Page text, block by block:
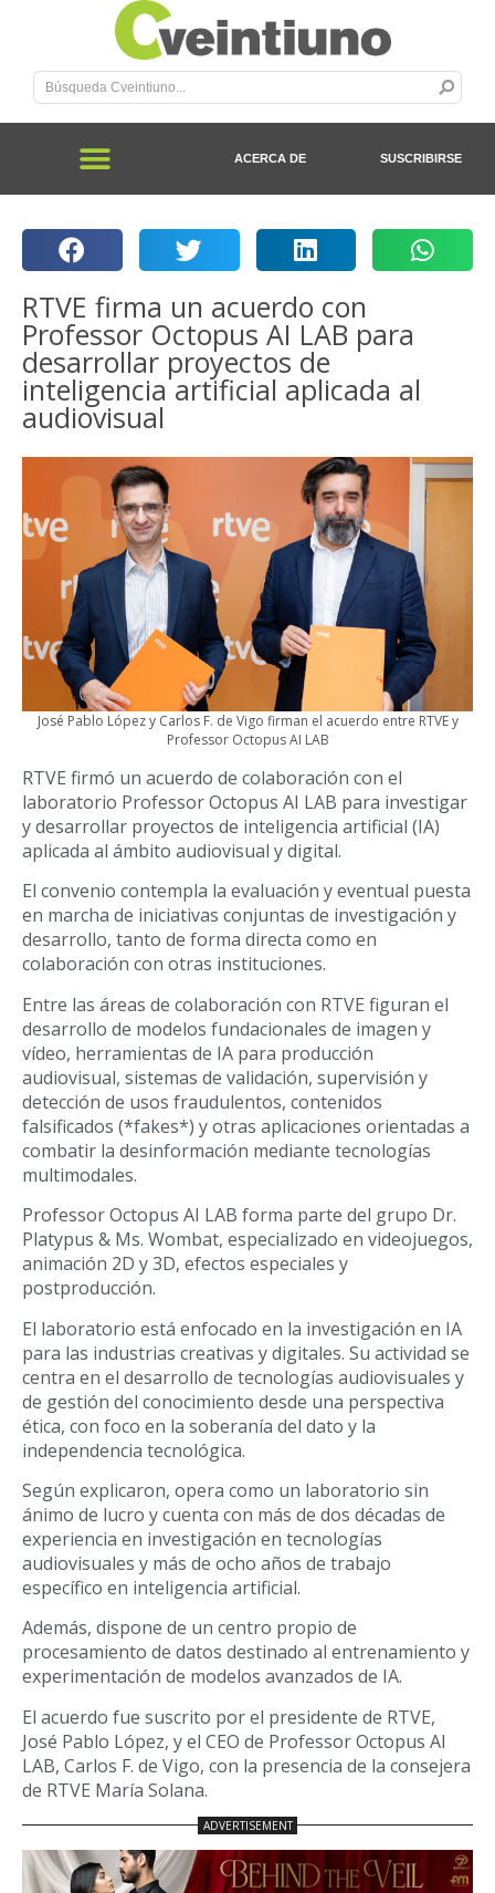
ACERCA DE SUSCRIBIRSE
RTVE firma un acuerdo con
Professor Octopus AI LAB para
desarrollar proyectos de
inteligencia artificial aplicada al
audiovisual
José Pablo López y Carlos F. de Vigo firman el acuerdo entre RTVE y
Professor Octopus AI LAB
RTVE firmó un acuerdo de colaboración con el
laboratorio Professor Octopus AI LAB para investigar
y desarrollar proyectos de inteligencia artificial (IA)
aplicada al ámbito audiovisual y digital.
El convenio contempla la evaluación y eventual puesta
en marcha de iniciativas conjuntas de investigación y
desarrollo, tanto de forma directa como en
colaboración con otras instituciones.
Entre las áreas de colaboración con RTVE figuran el
desarrollo de modelos fundacionales de imagen y
vídeo, herramientas de IA para producción
audiovisual, sistemas de validación, supervisión y
detección de usos fraudulentos, contenidos
falsificados (*fakes*) y otras aplicaciones orientadas a
combatir la desinformación mediante tecnologías
multimodales.
Professor Octopus AI LAB forma parte del grupo Dr.
Platypus & Ms. Wombat, especializado en videojuegos,
animación 2D y 3D, efectos especiales y
postproducción.
El laboratorio está enfocado en la investigación en IA
para las industrias creativas y digitales. Su actividad se
centra en el desarrollo de tecnologías audiovisuales y
de gestión del conocimiento desde una perspectiva
ética, con foco en la soberanía del dato y la
independencia tecnológica.
Según explicaron, opera como un laboratorio sin
ánimo de lucro y cuenta con más de dos décadas de
experiencia en investigación en tecnologías
audiovisuales y más de ocho años de trabajo
específico en inteligencia artificial.
Además, dispone de un centro propio de
procesamiento de datos destinado al entrenamiento y
experimentación de modelos avanzados de IA.
El acuerdo fue suscrito por el presidente de RTVE,
José Pablo López, y el CEO de Professor Octopus AI
LAB, Carlos F. de Vigo, con la presencia de la consejera
de RTVE María Solana.